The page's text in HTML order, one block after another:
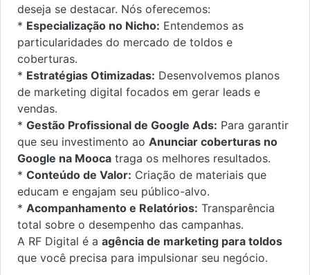
deseja se destacar. Nós oferecemos:
* Especialização no Nicho: Entendemos as
particularidades do mercado de toldos e
coberturas.
* Estratégias Otimizadas: Desenvolvemos planos
de marketing digital focados em gerar leads e
vendas.
* Gestão Profissional de Google Ads: Para garantir
que seu investimento ao Anunciar coberturas no
Google na Mooca traga os melhores resultados.
* Conteúdo de Valor: Criação de materiais que
educam e engajam seu público-alvo.
* Acompanhamento e Relatórios: Transparência
total sobre o desempenho das campanhas.
A RF Digital é a agência de marketing para toldos
que você precisa para impulsionar seu negócio.